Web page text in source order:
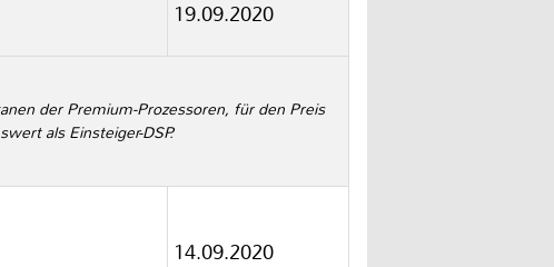
19.09.2020
der Premium-Prozessoren, für den Preis
als Einsteiger-DSP.
14.09.2020